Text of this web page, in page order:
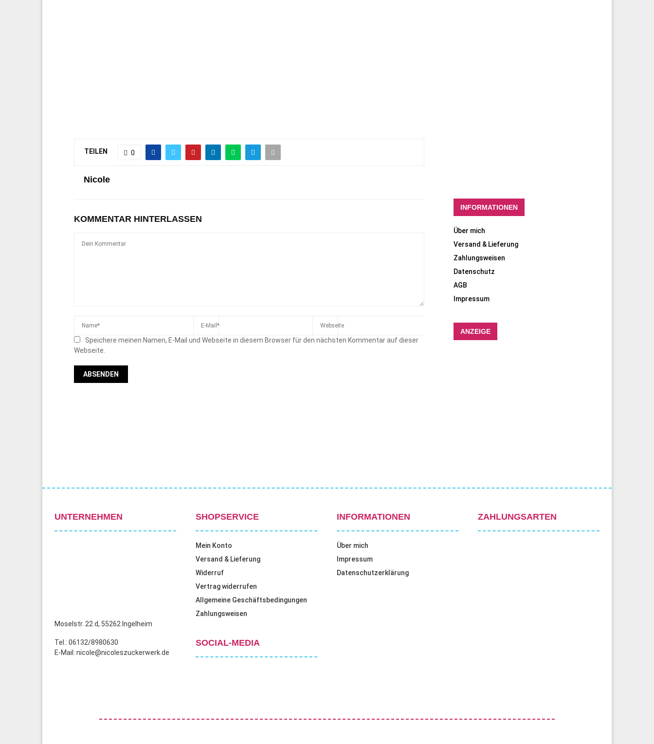
TEILEN 0
Nicole
KOMMENTAR HINTERLASSEN
Speichere meinen Namen, E-Mail und Webseite in diesem Browser für den nächsten Kommentar auf dieser
Webseite.
INFORMATIONEN
Über mich
Versand & Lieferung
Zahlungsweisen
Datenschutz
AGB
Impressum
ANZEIGE
UNTERNEHMEN
Moselstr. 22 d, 55262 Ingelheim
Tel.: 06132/8980630
E-Mail: nicole@nicoleszuckerwerk.de
SHOPSERVICE
Mein Konto
Versand & Lieferung
Widerruf
Vertrag widerrufen
Allgemeine Geschäftsbedingungen
Zahlungsweisen
SOCIAL-MEDIA
INFORMATIONEN
Über mich
Impressum
Datenschutzerklärung
ZAHLUNGSARTEN